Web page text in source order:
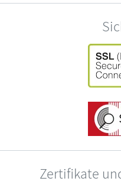
Zertifikate